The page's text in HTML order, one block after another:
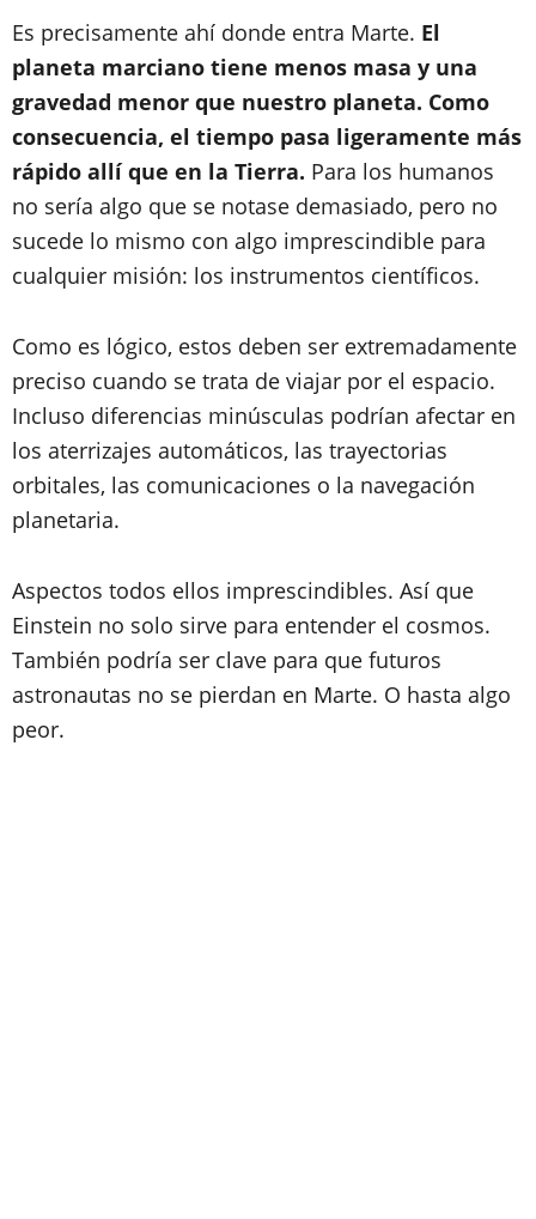
Es precisamente ahí donde entra Marte. El
planeta marciano tiene menos masa y una
gravedad menor que nuestro planeta. Como
consecuencia, el tiempo pasa ligeramente más
rápido allí que en la Tierra. Para los humanos
no sería algo que se notase demasiado, pero no
sucede lo mismo con algo imprescindible para
cualquier misión: los instrumentos científicos.
Como es lógico, estos deben ser extremadamente
preciso cuando se trata de viajar por el espacio.
Incluso diferencias minúsculas podrían afectar en
los aterrizajes automáticos, las trayectorias
orbitales, las comunicaciones o la navegación
planetaria.
Aspectos todos ellos imprescindibles. Así que
Einstein no solo sirve para entender el cosmos.
También podría ser clave para que futuros
astronautas no se pierdan en Marte. O hasta algo
peor.